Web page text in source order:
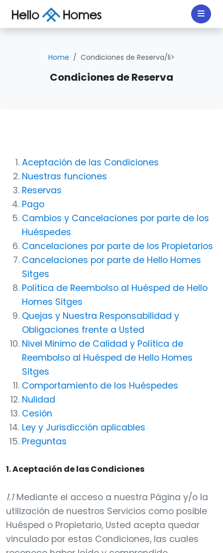
Home Condiciones de Reserva/li>
Condiciones de Reserva
Aceptación de las Condiciones
Nuestras funciones
Reservas
Pago
Cambios y Cancelaciones por parte de los
Huéspedes
Cancelaciones por parte de los Propietarios
Cancelaciones por parte de Hello Homes
Sitges
Política de Reembolso al Huésped de Hello
Homes Sitges
Quejas y Nuestra Responsabilidad y
Obligaciones frente a Usted
Nivel Minimo de Calidad y Política de
Reembolso al Huésped de Hello Homes
Sitges
Comportamiento de los Huéspedes
Nulidad
Cesión
Ley y Jurisdicción aplicables
Preguntas
1. Aceptación de las Condiciones
1.1Mediante el acceso a nuestra Página y/o la
utilización de nuestros Servicios como posible
Huésped o Propietario, Usted acepta quedar
vinculado por estas Condiciones, las cuales